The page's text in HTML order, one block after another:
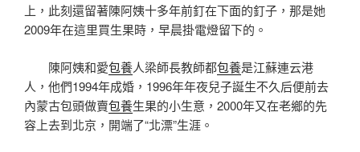
上，此刻還留著陳阿姨十多年前釘在下面的釘子，那是她
2009年在這里買生果時，早晨掛電燈留下的。
陳阿姨和愛包養人梁師長教師都包養是江蘇連云港
人，他們1994年成婚，1996年年夜兒子誕生不久后便前去
內蒙古包頭做賣包養生果的小生意，2000年又在老鄉的先
容上去到北京，開端了“北漂”生涯。